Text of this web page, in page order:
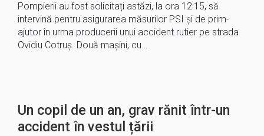
Pompierii au fost solicitați astăzi, la ora 12:15, să
intervină pentru asigurarea măsurilor PSI și de prim-
ajutor în urma producerii unui accident rutier pe strada
Ovidiu Cotruș. Două mașini, cu…
Un copil de un an, grav rănit într-un
accident în vestul țării